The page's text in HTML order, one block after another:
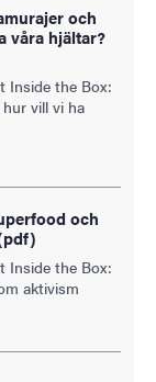
och
våra hjältar?
Inside the Box:
vill vi ha
och
Inside the Box:
aktivism